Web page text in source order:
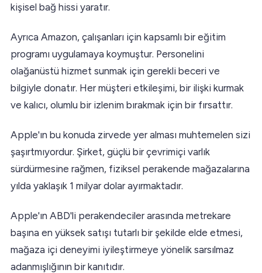
kişisel bağ hissi yaratır.
Ayrıca Amazon, çalışanları için kapsamlı bir eğitim
programı uygulamaya koymuştur. Personelini
olağanüstü hizmet sunmak için gerekli beceri ve
bilgiyle donatır. Her müşteri etkileşimi, bir ilişki kurmak
ve kalıcı, olumlu bir izlenim bırakmak için bir fırsattır.
Apple'ın bu konuda zirvede yer alması muhtemelen sizi
şaşırtmıyordur. Şirket, güçlü bir çevrimiçi varlık
sürdürmesine rağmen, fiziksel perakende mağazalarına
yılda yaklaşık 1 milyar dolar ayırmaktadır.
Apple'ın ABD'li perakendeciler arasında metrekare
başına en yüksek satışı tutarlı bir şekilde elde etmesi,
mağaza içi deneyimi iyileştirmeye yönelik sarsılmaz
adanmışlığının bir kanıtıdır.